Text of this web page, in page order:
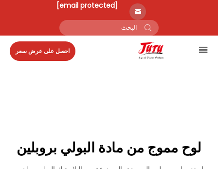
[email protected]
احصل على عرض سعر
لوح مموج من مادة البولي بروبلين